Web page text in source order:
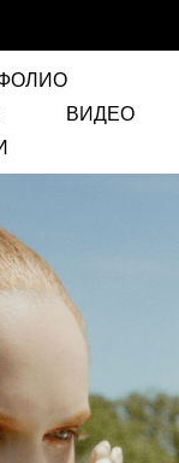
ВИДЕО